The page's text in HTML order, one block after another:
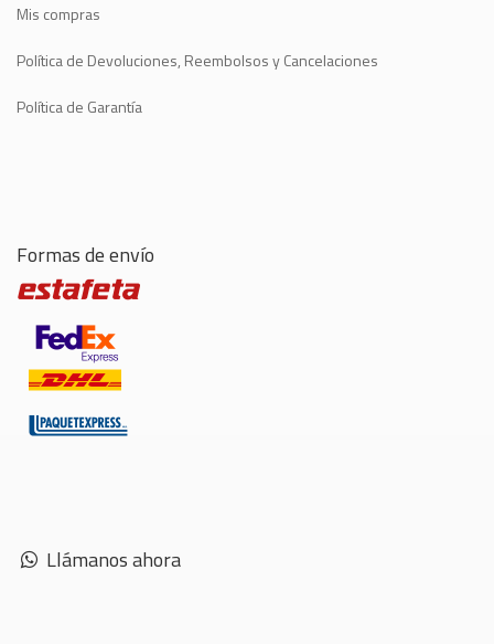
Mis compras
Política de Devoluciones, Reembolsos y Cancelaciones
Política de Garantía
Formas de envío
Llámanos ahora